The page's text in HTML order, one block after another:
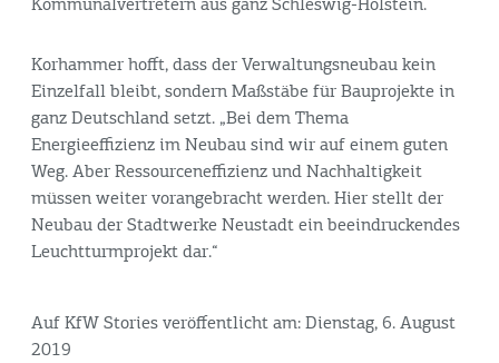
Kommunalvertretern aus ganz Schleswig-Holstein.
Korhammer hofft, dass der Verwaltungsneubau kein
Einzelfall bleibt, sondern Maßstäbe für Bauprojekte in
ganz Deutschland setzt. „Bei dem Thema
Energieeffizienz im Neubau sind wir auf einem guten
Weg. Aber Ressourceneffizienz und Nachhaltigkeit
müssen weiter vorangebracht werden. Hier stellt der
Neubau der Stadtwerke Neustadt ein beeindruckendes
Leuchtturmprojekt dar.“
Auf KfW Stories veröffentlicht am: Dienstag, 6. August
2019